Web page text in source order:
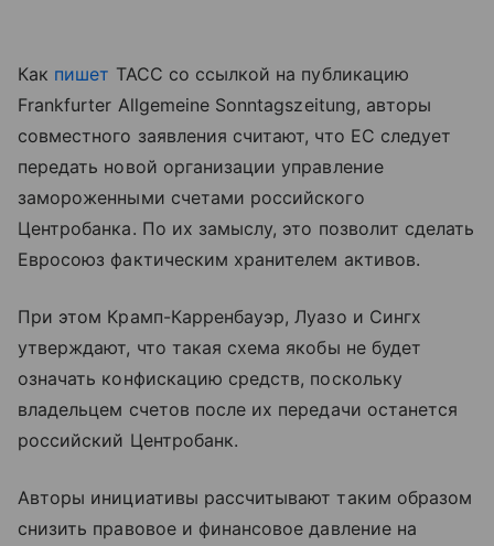
Как пишет ТАСС со ссылкой на публикацию
Frankfurter Allgemeine Sonntagszeitung, авторы
совместного заявления считают, что ЕС следует
передать новой организации управление
замороженными счетами российского
Центробанка. По их замыслу, это позволит сделать
Евросоюз фактическим хранителем активов.
При этом Крамп-Карренбауэр, Луазо и Сингх
утверждают, что такая схема якобы не будет
означать конфискацию средств, поскольку
владельцем счетов после их передачи останется
российский Центробанк.
Авторы инициативы рассчитывают таким образом
снизить правовое и финансовое давление на